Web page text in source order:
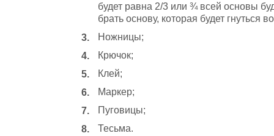
будет равна 2/3 или ¾ всей основы
брать основу, которая будет гнуться
Ножницы;
Крючок;
Клей;
Маркер;
Пуговицы;
Тесьма.